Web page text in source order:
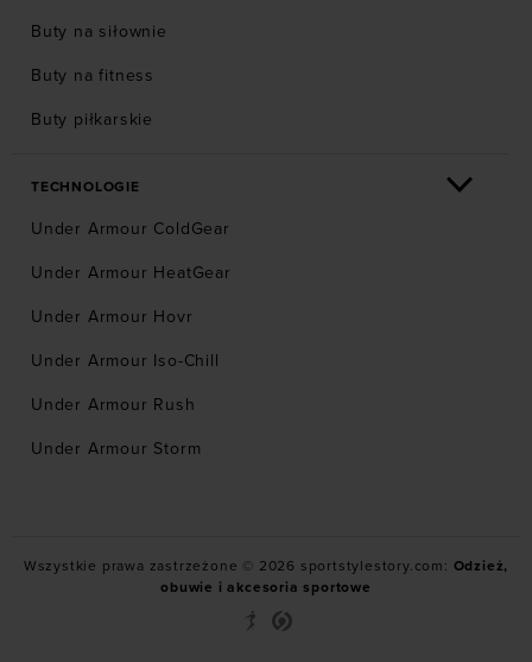
Buty na siłownie
Buty na fitness
Buty piłkarskie
TECHNOLOGIE
Under Armour ColdGear
Under Armour HeatGear
Under Armour Hovr
Under Armour Iso-Chill
Under Armour Rush
Under Armour Storm
Wszystkie prawa zastrzeżone © 2026 sportstylestory.com: Odzież,
obuwie i akcesoria sportowe